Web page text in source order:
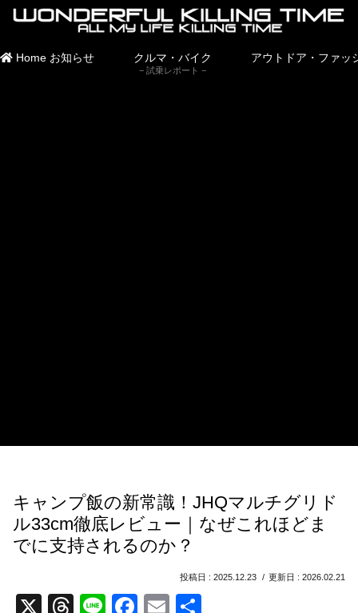
Home お知らせ クルマ・バイク
試乗レポート
アウトドア・ファッ
キャンプ飯の新常識！JHQマルチグリド
ル33cm徹底レビュー｜なぜこれほどま
でに支持されるのか？
2025.12.23 2026.02.21
X
T
Li
F
E